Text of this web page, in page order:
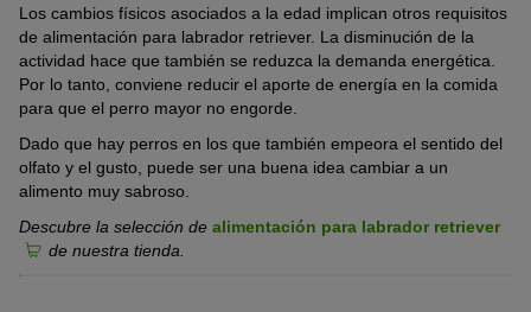
Los cambios físicos asociados a la edad implican otros requisitos
de alimentación para labrador retriever. La disminución de la
actividad hace que también se reduzca la demanda energética.
Por lo tanto, conviene reducir el aporte de energía en la comida
para que el perro mayor no engorde.
Dado que hay perros en los que también empeora el sentido del
olfato y el gusto, puede ser una buena idea cambiar a un
alimento muy sabroso.
Descubre la selección de alimentación para labrador retriever
de nuestra tienda.